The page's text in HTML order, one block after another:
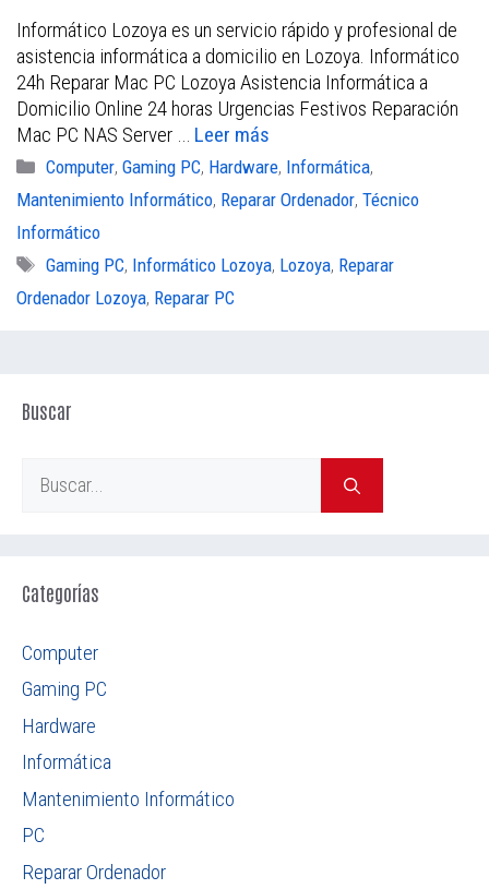
c
e
b
o
o
k
i
t
e
r
a
l
a
t
s
A
p
p
Informático Lozoya es un servicio rápido y profesional de
asistencia informática a domicilio en Lozoya. Informático
24h Reparar Mac PC Lozoya Asistencia Informática a
Domicilio Online 24 horas Urgencias Festivos Reparación
Mac PC NAS Server … Leer más
Categorías
Computer,Gaming PC, Hardware, Informática,
Mantenimiento Informático, Reparar Ordenador, Técnico
Informático
Etiquetas
Gaming PC, Informático Lozoya, Lozoya, Reparar
Ordenador Lozoya, Reparar PC
Buscar
Categorías
Computer
Gaming PC
Hardware
Informática
Mantenimiento Informático
PC
Reparar Ordenador